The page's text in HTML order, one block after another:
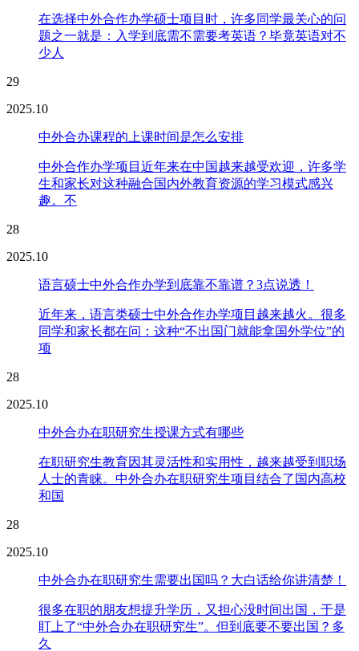
在选择中外合作办学硕士项目时，许多同学最关心的问
题之一就是：入学到底需不需要考英语？毕竟英语对不
少人
29
2025.10
中外合办课程的上课时间是怎么安排
中外合作办学项目近年来在中国越来越受欢迎，许多学
生和家长对这种融合国内外教育资源的学习模式感兴
趣。不
28
2025.10
语言硕士中外合作办学到底靠不靠谱？3点说透！
近年来，语言类硕士中外合作办学项目越来越火。很多
同学和家长都在问：这种“不出国门就能拿国外学位”的
项
28
2025.10
中外合办在职研究生授课方式有哪些
在职研究生教育因其灵活性和实用性，越来越受到职场
人士的青睐。中外合办在职研究生项目结合了国内高校
和国
28
2025.10
中外合办在职研究生需要出国吗？大白话给你讲清楚！
很多在职的朋友想提升学历，又担心没时间出国，于是
盯上了“中外合办在职研究生”。但到底要不要出国？多
久